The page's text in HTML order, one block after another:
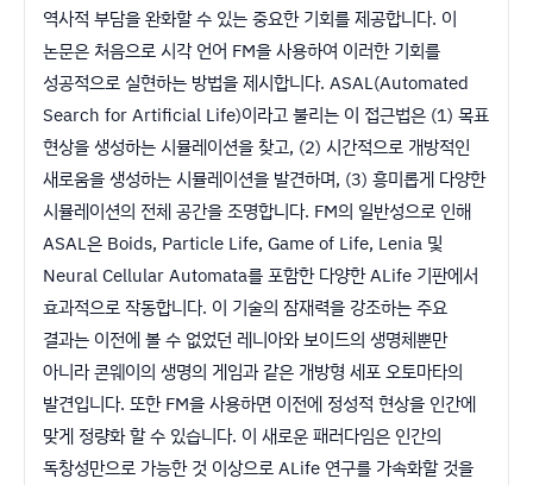
역사적 부담을 완화할 수 있는 중요한 기회를 제공합니다. 이
논문은 처음으로 시각 언어 FM을 사용하여 이러한 기회를
성공적으로 실현하는 방법을 제시합니다. ASAL(Automated
Search for Artificial Life)이라고 불리는 이 접근법은 (1) 목표
현상을 생성하는 시뮬레이션을 찾고, (2) 시간적으로 개방적인
새로움을 생성하는 시뮬레이션을 발견하며, (3) 흥미롭게 다양한
시뮬레이션의 전체 공간을 조명합니다. FM의 일반성으로 인해
ASAL은 Boids, Particle Life, Game of Life, Lenia 및
Neural Cellular Automata를 포함한 다양한 ALife 기판에서
효과적으로 작동합니다. 이 기술의 잠재력을 강조하는 주요
결과는 이전에 볼 수 없었던 레니아와 보이드의 생명체뿐만
아니라 콘웨이의 생명의 게임과 같은 개방형 세포 오토마타의
발견입니다. 또한 FM을 사용하면 이전에 정성적 현상을 인간에
맞게 정량화 할 수 있습니다. 이 새로운 패러다임은 인간의
독창성만으로 가능한 것 이상으로 ALife 연구를 가속화할 것을